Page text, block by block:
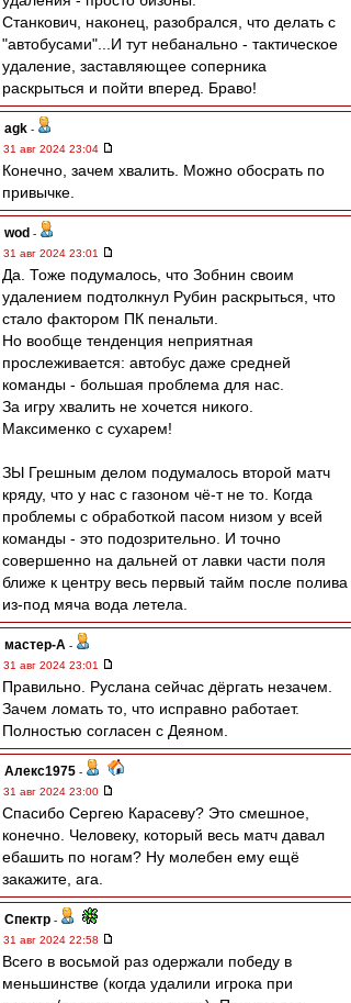
Станкович, наконец, разобрался, что делать с
"автобусами"...И тут небанально - тактическое
удаление, заставляющее соперника
раскрыться и пойти вперед. Браво!
agk -
31 авг 2024 23:04
Конечно, зачем хвалить. Можно обосрать по
привычке.
wod -
31 авг 2024 23:01
Да. Тоже подумалось, что Зобнин своим
удалением подтолкнул Рубин раскрыться, что
стало фактором ПК пенальти.
Но вообще тенденция неприятная
прослеживается: автобус даже средней
команды - большая проблема для нас.
За игру хвалить не хочется никого.
Максименко с сухарем!
ЗЫ Грешным делом подумалось второй матч
кряду, что у нас с газоном чё-т не то. Когда
проблемы с обработкой пасом низом у всей
команды - это подозрительно. И точно
совершенно на дальней от лавки части поля
ближе к центру весь первый тайм после полива
из-под мяча вода летела.
мастер-А -
31 авг 2024 23:01
Правильно. Руслана сейчас дёргать незачем.
Зачем ломать то, что исправно работает.
Полностью согласен с Деяном.
Алекс1975 -
31 авг 2024 23:00
Спасибо Сергею Карасеву? Это смешное,
конечно. Человеку, который весь матч давал
ебашить по ногам? Ну молебен ему ещё
закажите, ага.
Спектр -
31 авг 2024 22:58
Всего в восьмой раз одержали победу в
меньшинстве (когда удалили игрока при